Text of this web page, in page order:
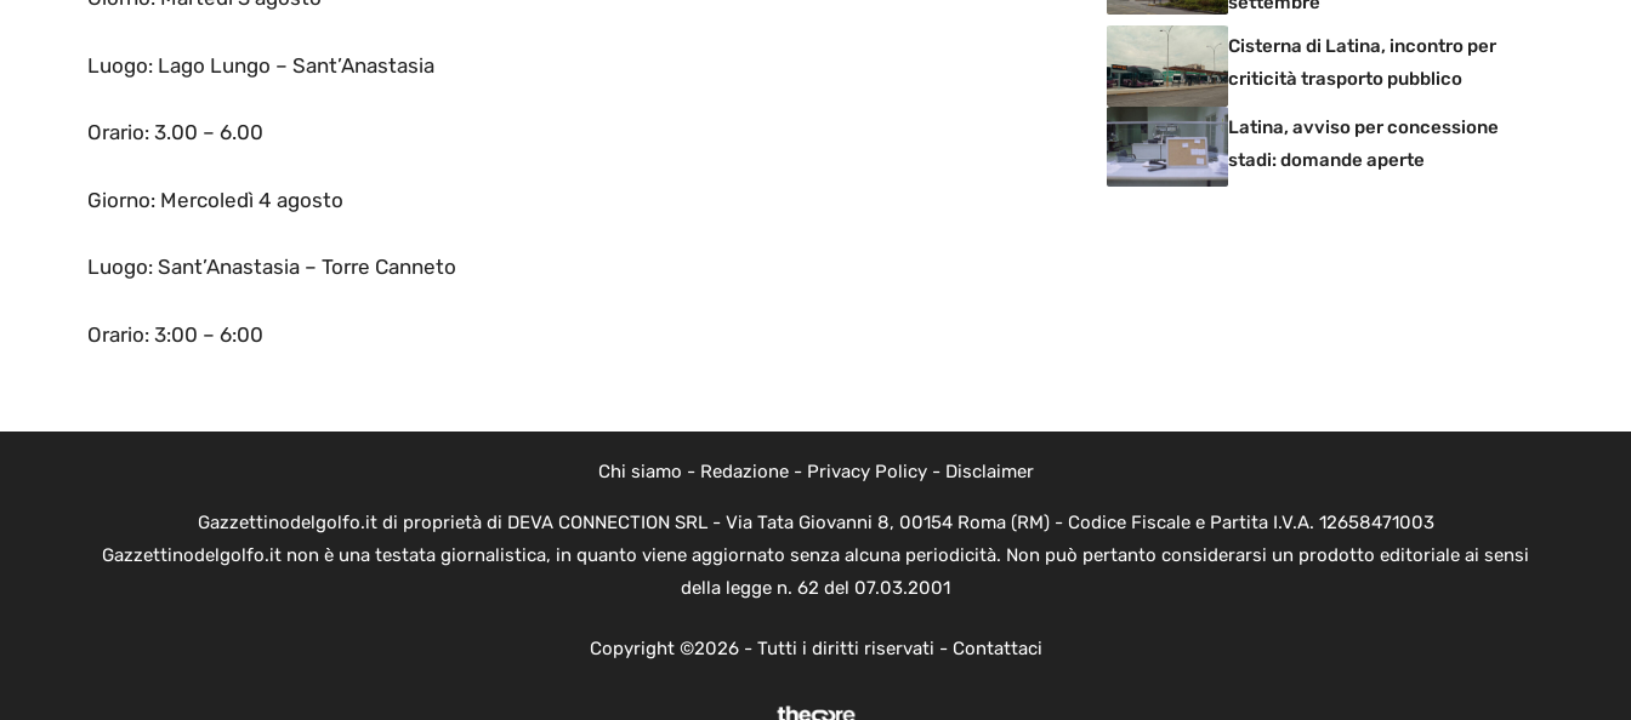
Luogo: Lago Lungo – Sant’Anastasia
Orario: 3.00 – 6.00
Giorno: Mercoledì 4 agosto
Luogo: Sant’Anastasia – Torre Canneto
Orario: 3:00 – 6:00
Cisterna di Latina, incontro per
criticità trasporto pubblico
Latina, avviso per concessione
stadi: domande aperte
Chi siamo - Redazione- Privacy Policy- Disclaimer
Gazzettinodelgolfo.it di proprietà di DEVA CONNECTION SRL - Via Tata Giovanni 8, 00154 Roma (RM) - Codice Fiscale e Partita I.V.A. 12658471003
Gazzettinodelgolfo.it non è una testata giornalistica, in quanto viene aggiornato senza alcuna periodicità. Non può pertanto considerarsi un prodotto editoriale ai sensi
della legge n. 62 del 07.03.2001
Copyright ©2026 - Tutti i diritti riservati - Contattaci